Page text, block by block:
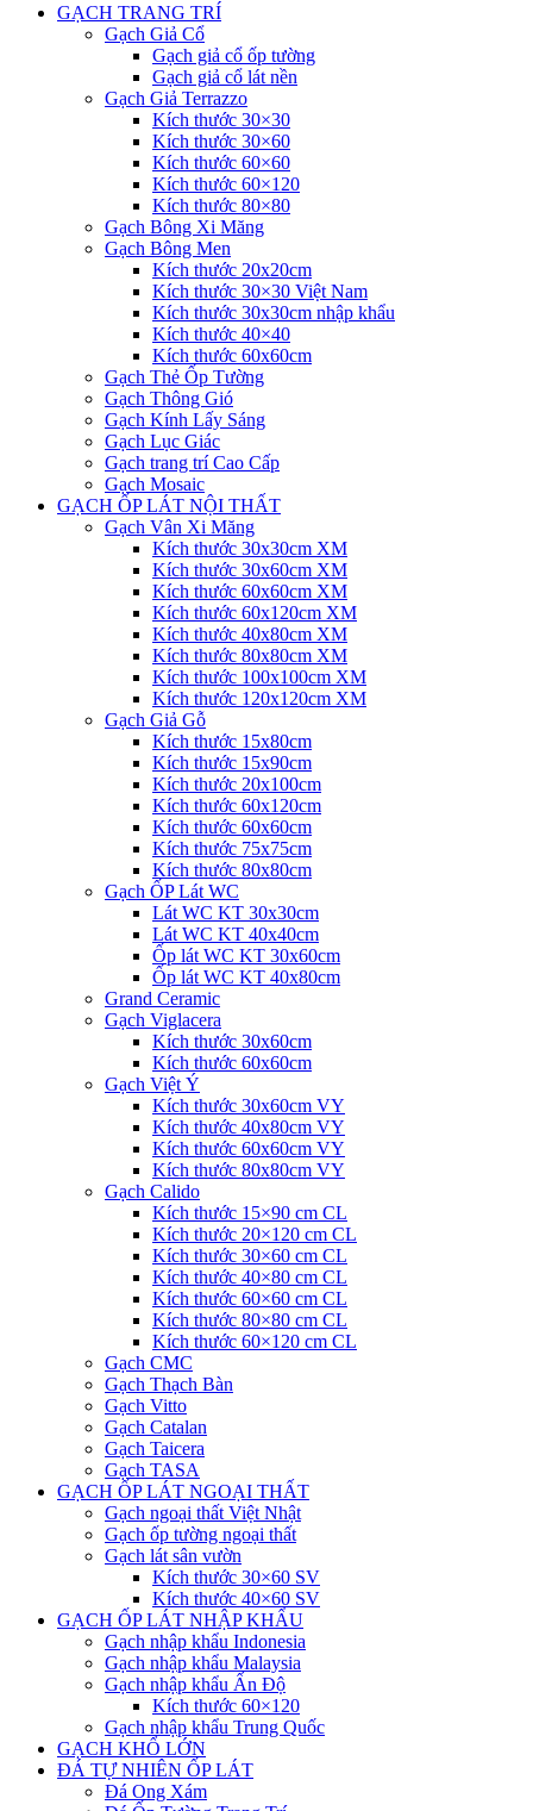
GẠCH TRANG TRÍ
Gạch Giả Cổ
Gạch giả cổ ốp tường
Gạch giả cổ lát nền
Gạch Giả Terrazzo
Kích thước 30×30
Kích thước 30×60
Kích thước 60×60
Kích thước 60×120
Kích thước 80×80
Gạch Bông Xi Măng
Gạch Bông Men
Kích thước 20x20cm
Kích thước 30×30 Việt Nam
Kích thước 30x30cm nhập khẩu
Kích thước 40×40
Kích thước 60x60cm
Gạch Thẻ Ốp Tường
Gạch Thông Gió
Gạch Kính Lấy Sáng
Gạch Lục Giác
Gạch trang trí Cao Cấp
Gạch Mosaic
GẠCH ỐP LÁT NỘI THẤT
Gạch Vân Xi Măng
Kích thước 30x30cm XM
Kích thước 30x60cm XM
Kích thước 60x60cm XM
Kích thước 60x120cm XM
Kích thước 40x80cm XM
Kích thước 80x80cm XM
Kích thước 100x100cm XM
Kích thước 120x120cm XM
Gạch Giả Gỗ
Kích thước 15x80cm
Kích thước 15x90cm
Kích thước 20x100cm
Kích thước 60x120cm
Kích thước 60x60cm
Kích thước 75x75cm
Kích thước 80x80cm
Gạch ỐP Lát WC
Lát WC KT 30x30cm
Lát WC KT 40x40cm
Ốp lát WC KT 30x60cm
Ốp lát WC KT 40x80cm
Grand Ceramic
Gạch Viglacera
Kích thước 30x60cm
Kích thước 60x60cm
Gạch Việt Ý
Kích thước 30x60cm VY
Kích thước 40x80cm VY
Kích thước 60x60cm VY
Kích thước 80x80cm VY
Gạch Calido
Kích thước 15×90 cm CL
Kích thước 20×120 cm CL
Kích thước 30×60 cm CL
Kích thước 40×80 cm CL
Kích thước 60×60 cm CL
Kích thước 80×80 cm CL
Kích thước 60×120 cm CL
Gạch CMC
Gạch Thạch Bàn
Gạch Vitto
Gạch Catalan
Gạch Taicera
Gạch TASA
GẠCH ỐP LÁT NGOẠI THẤT
Gạch ngoại thất Việt Nhật
Gạch ốp tường ngoại thất
Gạch lát sân vườn
Kích thước 30×60 SV
Kích thước 40×60 SV
GẠCH ỐP LÁT NHẬP KHẨU
Gạch nhập khẩu Indonesia
Gạch nhập khẩu Malaysia
Gạch nhập khẩu Ấn Độ
Kích thước 60×120
Gạch nhập khẩu Trung Quốc
GẠCH KHỔ LỚN
ĐÁ TỰ NHIÊN ỐP LÁT
Đá Ong Xám